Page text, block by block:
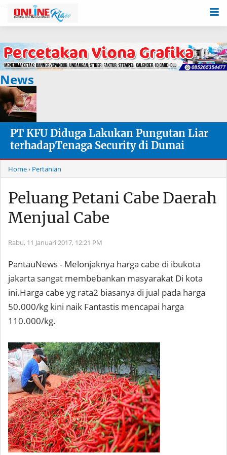
News
PT KFU Diduga Lakukan Pungutan Liar
terhadapTenaga Security di Dumai
Home› Pertanian
Peluang Petani Cabe Daerah
Menjual Cabe
Rabu, 11 Januari 2017, 12:21 PM
PantauNews - Melonjaknya harga cabe di ibukota
jakarta sangat membebankan masyarakat Di kota
ini.Harga cabe yg rata2 biasanya di jual pada harga
50.000/kg kini naik Fantastis mencapai harga
110.000/kg.